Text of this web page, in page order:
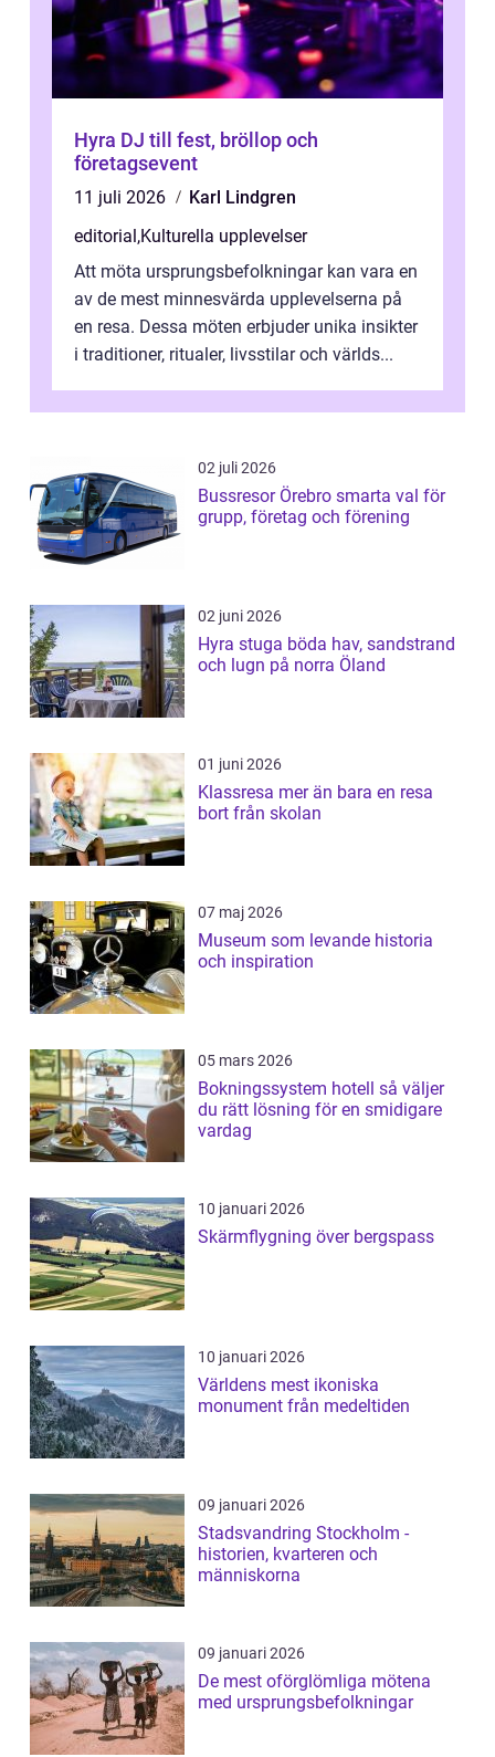
Hyra DJ till fest, bröllop och
företagsevent
11 juli 2026
Karl Lindgren
editorial ,Kulturella upplevelser
Att möta ursprungsbefolkningar kan vara en
av de mest minnesvärda upplevelserna på
en resa. Dessa möten erbjuder unika insikter
i traditioner, ritualer, livsstilar och världs...
02 juli 2026
Bussresor Örebro smarta val för
grupp, företag och förening
02 juni 2026
Hyra stuga böda hav, sandstrand
och lugn på norra Öland
01 juni 2026
Klassresa mer än bara en resa
bort från skolan
07 maj 2026
Museum som levande historia
och inspiration
05 mars 2026
Bokningssystem hotell så väljer
du rätt lösning för en smidigare
vardag
10 januari 2026
Skärmflygning över bergspass
10 januari 2026
Världens mest ikoniska
monument från medeltiden
09 januari 2026
Stadsvandring Stockholm -
historien, kvarteren och
människorna
09 januari 2026
De mest oförglömliga mötena
med ursprungsbefolkningar